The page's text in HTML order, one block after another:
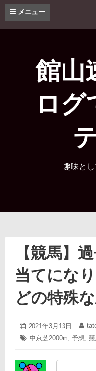
コ
メニュー
館山
ログ
趣味と
【競馬】
当てにな
どの特殊
投
稿
2021年3月13日
2021
年
3
13
投
稿
タ
中京芝2000m, 予想,